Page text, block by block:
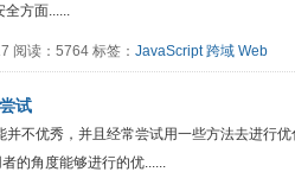
全方面......
阅读：5764 标签： JavaScript 跨域 Web
试
不优秀，并且经常尝试用一些方法去进行
的角度能够进行的优......